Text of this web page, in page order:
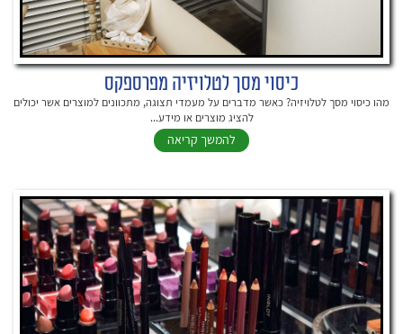
כיסוי מסך לטלויזיה מפרספקס
מהו כיסוי מסך לטלויזיה? כאשר מדברים על מעמדי תצוגה, מתכוונים למוצרים אשר יכולים
להציג מוצרים או מידע...
להמשך קריאה